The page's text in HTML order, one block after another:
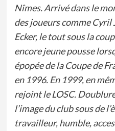
Nîmes. Arrivé dans le
des joueurs comme Cyril
Ecker, le tout sous la
encore jeune pousse
épopée de la Coupe de
en 1996. En 1999, en
rejoint le LOSC.
l’image du club sous de
travailleur, humble,